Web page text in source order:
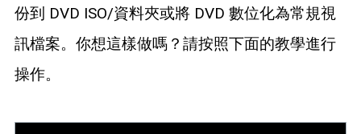
份到 DVD ISO/資料夾或將 DVD 數位化為常規視
訊檔案。你想這樣做嗎？請按照下面的教學進行
操作。